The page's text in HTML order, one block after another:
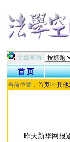
·文章查询·
首 页
当前位置： 首页>>其他
昨天新华网报